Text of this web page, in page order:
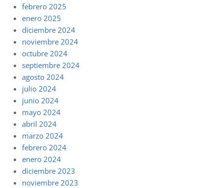
febrero 2025
enero 2025
diciembre 2024
noviembre 2024
octubre 2024
septiembre 2024
agosto 2024
julio 2024
junio 2024
mayo 2024
abril 2024
marzo 2024
febrero 2024
enero 2024
diciembre 2023
noviembre 2023